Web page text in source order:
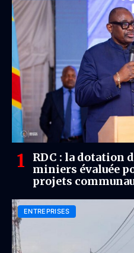
RDC : la dotation
miniers évaluée
projets
ENTREPRISES